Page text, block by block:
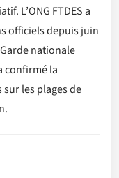
L’ONG FTDES a
officiels depuis juin
nationale
confirmé la
les plages de